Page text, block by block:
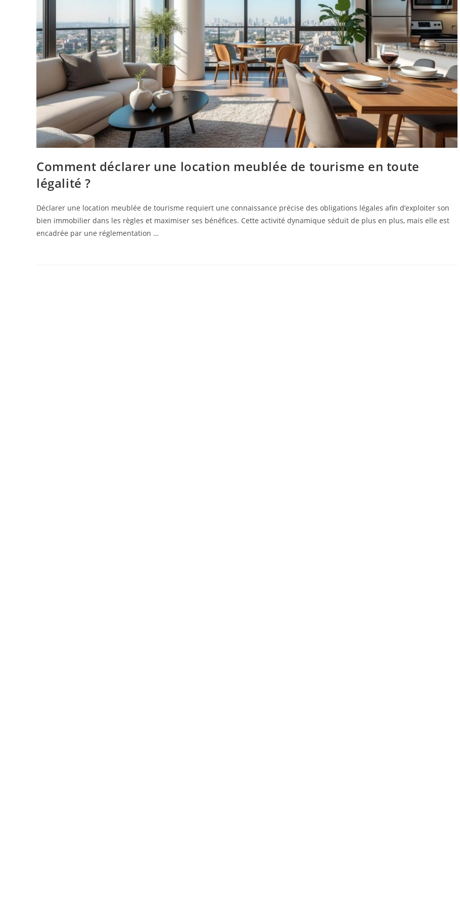
Comment déclarer une location meublée de tourisme en toute
légalité ?
Déclarer une location meublée de tourisme requiert une connaissance précise des obligations légales afin d’exploiter son
bien immobilier dans les règles et maximiser ses bénéfices. Cette activité dynamique séduit de plus en plus, mais elle est
encadrée par une réglementation …